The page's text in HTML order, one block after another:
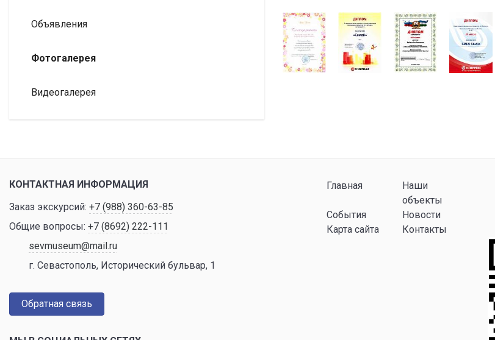
Объявления
Фотогалерея
Видеогалерея
КОНТАКТНАЯ ИНФОРМАЦИЯ
Заказ экскурсий: +7 (988) 360-63-85
Общие вопросы: +7 (8692) 222-111
sevmuseum@mail.ru
г. Севастополь, Исторический бульвар, 1
Обратная связь
Главная
Наши
объекты
События
Новости
Карта сайта
Контакты